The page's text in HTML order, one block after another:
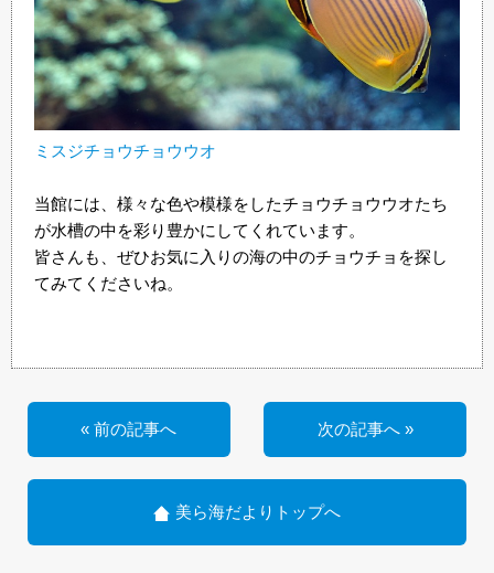
ミスジチョウチョウウオ
当館には、様々な色や模様をしたチョウチョウウオたち
が水槽の中を彩り豊かにしてくれています。
皆さんも、ぜひお気に入りの海の中のチョウチョを探し
てみてくださいね。
« 前の記事へ 次の記事へ »
美ら海だよりトップへ